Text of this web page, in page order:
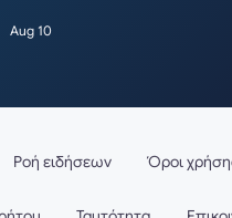
Aug 10
Ροή ειδήσεων Όροι